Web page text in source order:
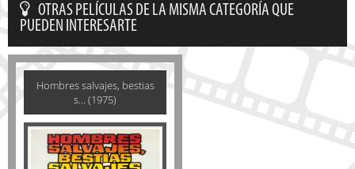
OTRAS PELÍCULAS DE LA MISMA CATEGORÍA QUE
PUEDEN INTERESARTE
Hombres salvajes, bestias
s... (1975)